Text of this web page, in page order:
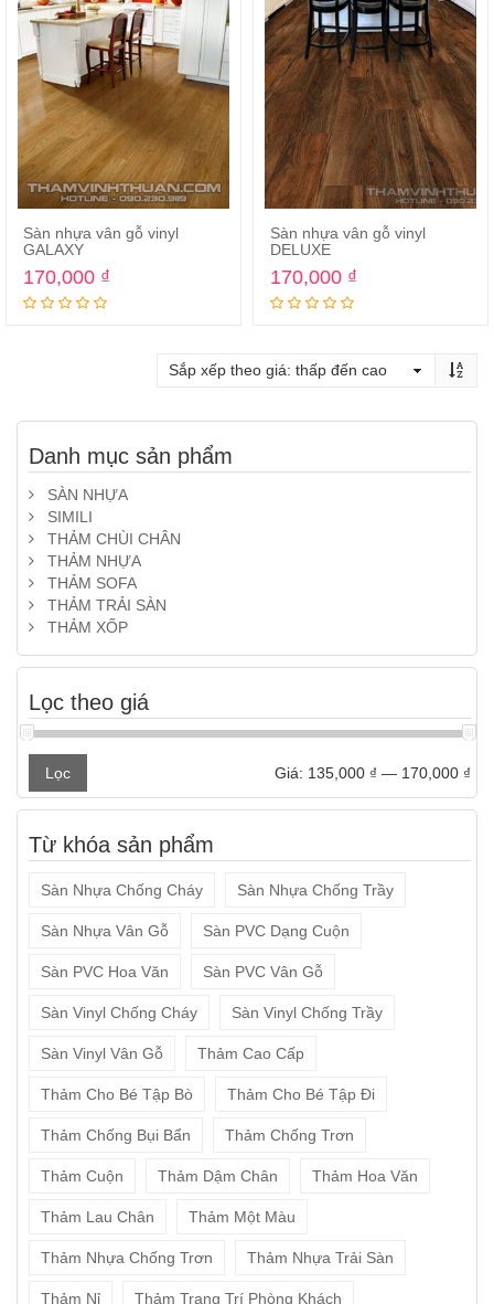
Sàn nhựa vân gỗ vinyl
GALAXY
170,000 ₫
Sàn nhựa vân gỗ vinyl
DELUXE
170,000 ₫
Danh mục sản phẩm
SÀN NHỰA
SIMILI
THẢM CHÙI CHÂN
THẢM NHỰA
THẢM SOFA
THẢM TRẢI SÀN
THẢM XỐP
Lọc theo giá
Lọc Giá: 135,000 ₫ — 170,000 ₫
Từ khóa sản phẩm
Sàn Nhựa Chống Cháy Sàn Nhựa Chống Trầy
Sàn Nhựa Vân Gỗ Sàn PVC Dạng Cuộn
Sàn PVC Hoa Văn Sàn PVC Vân Gỗ
Sàn Vinyl Chống Cháy Sàn Vinyl Chống Trầy
Sàn Vinyl Vân Gỗ Thảm Cao Cấp
Thảm Cho Bé Tập Bò Thảm Cho Bé Tập Đi
Thảm Chống Bụi Bẩn Thảm Chống Trơn
Thảm Cuộn Thảm Dậm Chân Thảm Hoa Văn
Thảm Lau Chân Thảm Một Màu
Thảm Nhựa Chống Trơn Thảm Nhựa Trải Sàn
Thảm Nỉ Thảm Trang Trí Phòng Khách